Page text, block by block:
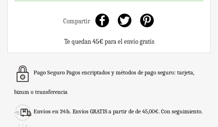
Compartir
Te quedan 45€para el envío gratis
Pago Seguro Pagos encriptados y métodos de pago seguro: tarjeta,
bizum o transferencia
Envíos en 24h. Envíos GRATIS a partir de de 45,00€. Con seguimiento.